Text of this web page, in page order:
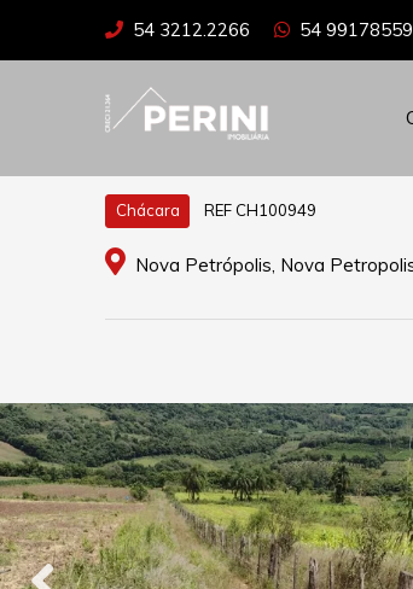
54 3212.2266 54
Chácara REF CH100949
Nova Petrópolis, Nova